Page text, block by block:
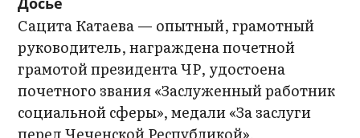
Сацита Катаева — опытный, грамотный
руководитель, награждена почетной
грамотой президента ЧР, удостоена
почетного звания «Заслуженный работник
социальной сферы», медали «За заслуги